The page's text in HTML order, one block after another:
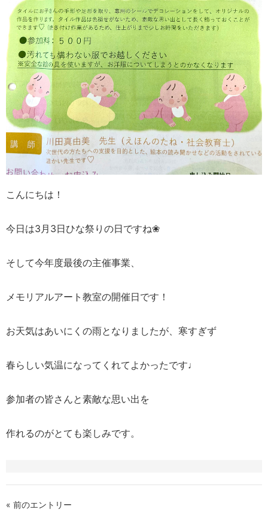
こんにちは！
今日は3月3日ひな祭りの日ですね❀
そして今年度最後の主催事業、
メモリアルアート教室の開催日です！
お天気はあいにくの雨となりましたが、寒すぎず
春らしい気温になってくれてよかったです♩
参加者の皆さんと素敵な思い出を
作れるのがとても楽しみです。
« 前のエントリー